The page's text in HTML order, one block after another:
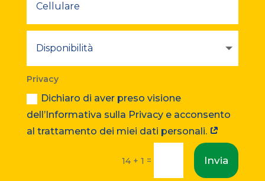
Privacy
Dichiaro di aver preso visione
dell’Informativa sulla Privacy e acconsento
al trattamento dei miei dati personali.
14 + 1 = Invia